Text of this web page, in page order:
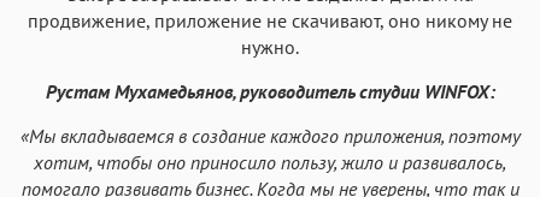
продвижение, приложение не скачивают, оно никому не
нужно.
Рустам Мухамедьянов, руководитель студии WINFOX:
«Мы вкладываемся в создание каждого приложения, поэтому
хотим, чтобы оно приносило пользу, жило и развивалось,
помогало развивать бизнес. Когда мы не уверены, что так и